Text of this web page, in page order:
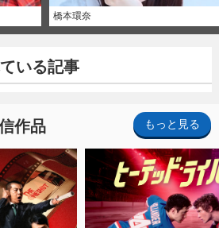
橋本環奈
いる記事
作品 もっと見る